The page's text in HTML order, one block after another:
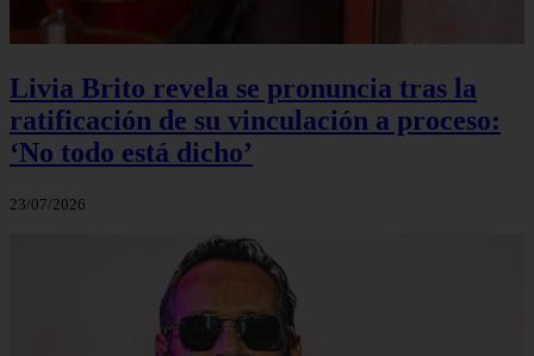
Livia Brito revela se pronuncia tras la
ratificación de su vinculación a proceso:
‘No todo está dicho’
23/07/2026